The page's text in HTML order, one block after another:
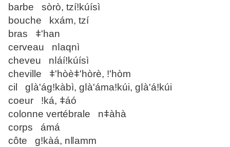
barbe sòrò, tzíǃkúísì
bouche kxám, tzí
bras ǂ'han
cerveau nǀaqnì
cheveu nǀáíǃkúísì
cheville ǂ'hòèǂ'hòrè, ǃ'hòm
cil gǀà'ágǃkàbì, gǀà'ámaǃkúi, gǀà'áǃkúi
coeur ǃká, ǂáó
colonne vertébrale nǂàhà
corps ámá
côte gǃkàá, nǁamm